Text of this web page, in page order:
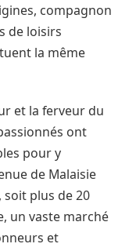
compagnon
de loisirs
la même
et la ferveur du
ont
pour y
de Malaisie
soit plus de 20
un vaste marché
et